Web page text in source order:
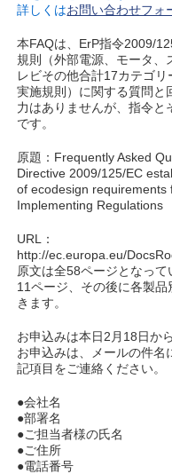
詳しくはお問い合わせフォ
本FAQは、ErP指令2009/
規則（外部電源、モータ、
レビその他合計17カテゴリ
実施規則）に関する質問と
力はありませんが、指令と
です。
原題：Frequently Asked
Directive 2009/125/EC
of ecodesign
Implementing Regulations
URL：
http://ec.europa.eu/
原文は全58ページとなっ
11ページ、その後に各製
きます。
お申込みは本日2月18日か
お申込みは、メールの件名
記項目をご連絡ください。
●会社名
●部署名
●ご担当者様の氏名
●ご住所
●電話番号